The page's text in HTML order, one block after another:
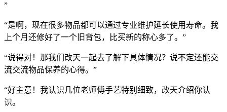
”
“是啊，现在很多物品都可以通过专业维护延长使用寿命。我
上个月还修好了一个旧背包，比买新的称心多了。”
“说得对！那我们改天一起去了解下具体情况？说不定还能交
流交流物品保养的心得。”
“好主意！我认识几位老师傅手艺特别细致，改天介绍你认
识。